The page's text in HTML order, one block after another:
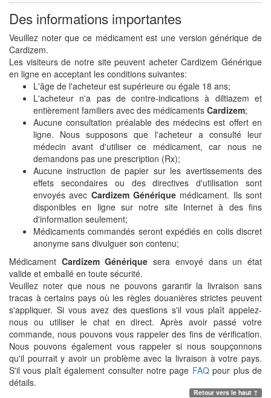
Des informations importantes
Veuillez noter que ce médicament est une version générique de
Cardizem.
Les visiteurs de notre site peuvent acheter Cardizem Générique
en ligne en acceptant les conditions suivantes:
L'âge de l'acheteur est supérieure ou égale 18 ans;
L'acheteur n'a pas de contre-indications à diltiazem et
entièrement familiers avec des médicaments Cardizem;
Aucune consultation préalable des médecins est offert en
ligne. Nous supposons que l'acheteur a consulté leur
médecin avant d'utiliser ce médicament, car nous ne
demandons pas une prescription (Rx);
Aucune instruction de papier sur les avertissements des
effets secondaires ou des directives d'utilisation sont
envoyés avec Cardizem Générique médicament. Ils sont
disponibles en ligne sur notre site Internet à des fins
d'information seulement;
Médicaments commandés seront expédiés en colis discret
anonyme sans divulguer son contenu;
Médicament Cardizem Générique sera envoyé dans un état
valide et emballé en toute sécurité.
Veuillez noter que nous ne pouvons garantir la livraison sans
tracas à certains pays où les règles douanières strictes peuvent
s'appliquer. Si vous avez des questions s'il vous plaît appelez-
nous ou utiliser le chat en direct. Après avoir passé votre
commande, nous pouvons vous rappeler des fins de vérification.
Nous pouvons également vous rappeler si nous soupçonnons
qu'il pourrait y avoir un problème avec la livraison à votre pays.
S'il vous plaît également consulter notre page FAQpour plus de
détails.
Retour vers le haut ↑